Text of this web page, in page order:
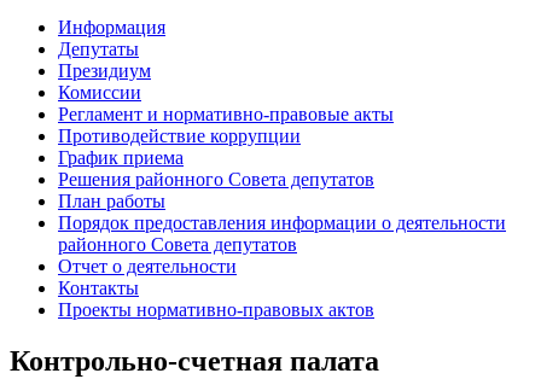
Информация
Депутаты
Президиум
Комиссии
Регламент и нормативно-правовые акты
Противодействие коррупции
График приема
Решения районного Совета депутатов
План работы
Порядок предоставления информации о деятельности
районного Совета депутатов
Отчет о деятельности
Контакты
Проекты нормативно-правовых актов
Контрольно-счетная палата